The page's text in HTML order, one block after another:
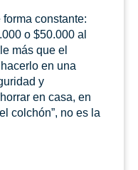
constante:
o $50.000 al
más que el
en una
y
en casa, en
colchón”, no es la